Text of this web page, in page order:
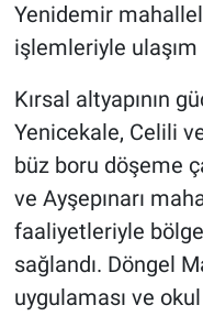
Yenidemir
işlemleriyle ulaşım
Kırsal altyapının
Yenicekale, Celili
büz boru döşeme
ve Ayşepınarı
faaliyetleriyle
sağlandı. Döngel
uygulaması ve okul